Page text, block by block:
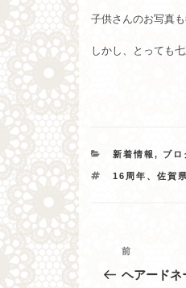
子供さんのお写真
しかし、とっても
カ
ゴ
新着情報, ブロ
タ
16周年、佐賀
投
稿
過
前
ヘアードネ